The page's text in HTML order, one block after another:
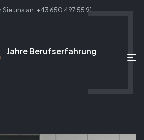
Sie uns an: +43 650 497 55 91
Jahre Berufserfahrung